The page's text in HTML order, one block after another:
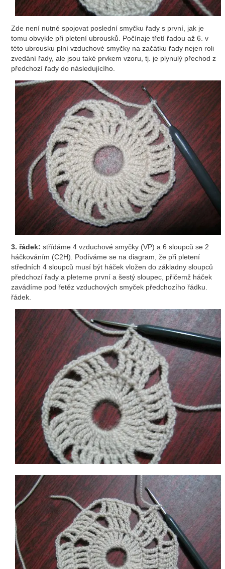
Zde není nutné spojovat poslední smyčku řady s první, jak je
tomu obvykle při pletení ubrousků. Počínaje třetí řadou až 6. v
této ubrousku plní vzduchové smyčky na začátku řady nejen roli
zvedání řady, ale jsou také prvkem vzoru, tj. je plynulý přechod z
předchozí řady do následujícího.
3. řádek: střídáme 4 vzduchové smyčky (VP) a 6 sloupců se 2
háčkováním (С2Н). Podíváme se na diagram, že při pletení
středních 4 sloupců musí být háček vložen do základny sloupců
předchozí řady a pleteme první a šestý sloupec, přičemž háček
zavádíme pod řetěz vzduchových smyček předchozího řádku.
řádek.